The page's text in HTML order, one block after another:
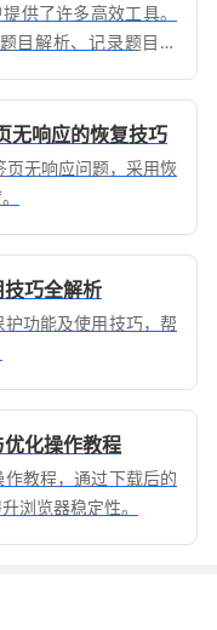
供了许多高效工具。
目解析、记录题目进
无响应的恢复技巧
无响应问题，采用恢
巧全解析
功能及使用技巧，帮
化操作教程
教程，通过下载后的
浏览器稳定性。